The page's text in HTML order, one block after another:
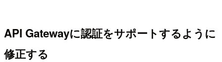
API Gatewayに認証をサポートするように
修正する